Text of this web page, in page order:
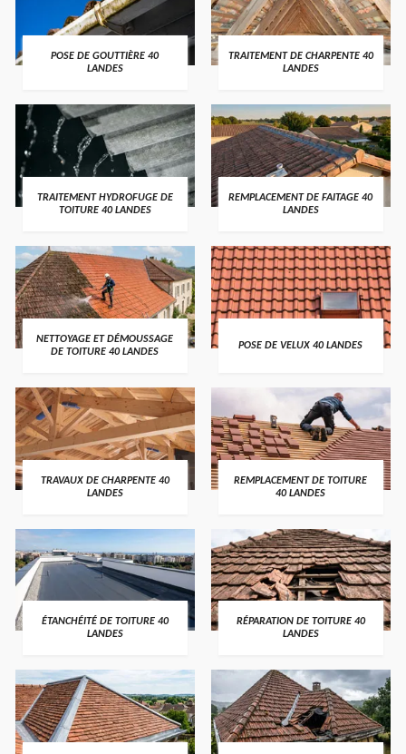
POSE DE GOUTTIÈRE 40
LANDES
TRAITEMENT DE CHARPENTE 40
LANDES
TRAITEMENT HYDROFUGE DE
TOITURE 40 LANDES
REMPLACEMENT DE FAITAGE 40
LANDES
NETTOYAGE ET DÉMOUSSAGE
DE TOITURE 40 LANDES
POSE DE VELUX 40 LANDES
TRAVAUX DE CHARPENTE 40
LANDES
REMPLACEMENT DE TOITURE
40 LANDES
ÉTANCHÉITÉ DE TOITURE 40
LANDES
RÉPARATION DE TOITURE 40
LANDES